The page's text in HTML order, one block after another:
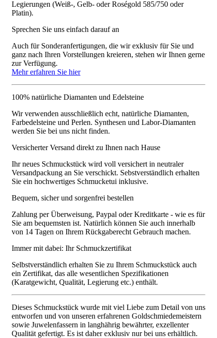
Legierungen (Weiß-, Gelb- oder Roségold 585/750 oder
Platin).
Sprechen Sie uns einfach darauf an
Auch für Sonderanfertigungen, die wir exklusiv für Sie und
ganz nach Ihren Vorstellungen kreieren, stehen wir Ihnen gerne
zur Verfügung.
Mehr erfahren Sie hier
100% natürliche Diamanten und Edelsteine
Wir verwenden ausschließlich echt, natürliche Diamanten,
Farbedelsteine und Perlen. Synthesen und Labor-Diamanten
werden Sie bei uns nicht finden.
Versicherter Versand direkt zu Ihnen nach Hause
Ihr neues Schmuckstück wird voll versichert in neutraler
Versandpackung an Sie verschickt. Sebstverständlich erhalten
Sie ein hochwertiges Schmucketui inklusive.
Bequem, sicher und sorgenfrei bestellen
Zahlung per Überweisung, Paypal oder Kreditkarte - wie es für
Sie am bequemsten ist. Natürlich können Sie auch innerhalb
von 14 Tagen on Ihrem Rückgaberecht Gebrauch machen.
Immer mit dabei: Ihr Schmuckzertifikat
Selbstverständlich erhalten Sie zu Ihrem Schmuckstück auch
ein Zertifikat, das alle wesentlichen Spezifikationen
(Karatgewicht, Qualität, Legierung etc.) enthält.
Dieses Schmuckstück wurde mit viel Liebe zum Detail von uns
entworfen und von unseren erfahrenen Goldschmiedemeistern
sowie Juwelenfassern in langhährig bewährter, exzellenter
Qualität gefertigt. Es ist daher exklusiv nur bei uns erhältlich.